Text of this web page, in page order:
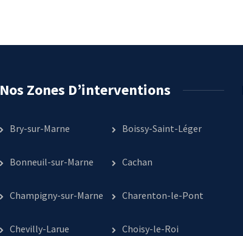
Nos Zones D’interventions
Bry-sur-Marne Boissy-Saint-Léger
Bonneuil-sur-Marne Cachan
Champigny-sur-Marne Charenton-le-Pont
Chevilly-Larue Choisy-le-Roi